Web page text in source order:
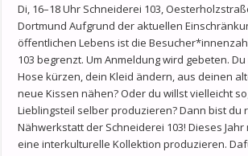
Di, 16–18 Uhr Schneiderei 103,
Dortmund Aufgrund der aktuellen
öffentlichen Lebens ist die
103 begrenzt. Um Anmeldung wird gebeten.
Hose kürzen, dein Kleid ändern, aus deinen
neue Kissen nähen? Oder du willst vielleicht
Lieblingsteil selber produzieren? Dann bist du
Nähwerkstatt der Schneiderei 103! Dieses
eine interkulturelle Kollektion produzieren.